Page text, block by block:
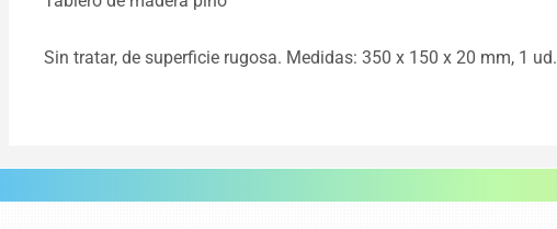
Sin tratar, de superficie rugosa. Medidas: 350 x 150 x 20 mm, 1 ud.